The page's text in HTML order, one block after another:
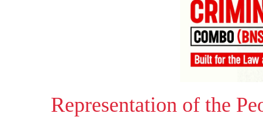
Representation of the